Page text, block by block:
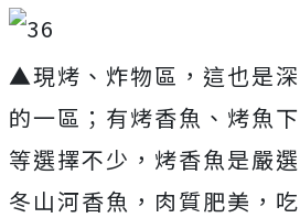
▲現烤、炸物區，這也是
的一區；有烤香魚、烤魚
等選擇不少，烤香魚是嚴
冬山河香魚，肉質肥美，